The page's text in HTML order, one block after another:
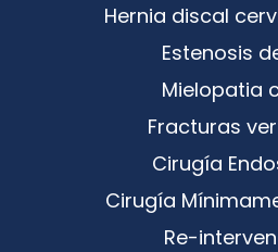
Hernia discal
Estenosis
Mielopatia
Fracturas
Cirugía
Cirugía
Re-